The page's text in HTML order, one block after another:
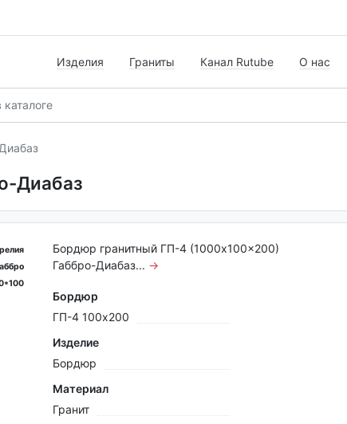
Изделия Граниты Канал Rutube О нас
Диабаз
Бордюр гранитный ГП-4 (1000x100x200)
Габбро-Диабаз... →
Бордюр
ГП-4 100x200
Изделие
Бордюр
Материал
Гранит